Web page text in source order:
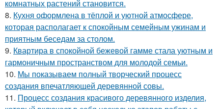
комнатных растений становится.
8. Кухня оформлена в тёплой и уютной атмосфере,
которая располагает к спокойным семейным ужинам и
приятным беседам за столом.
9. Квартира в спокойной бежевой гамме стала уютным и
гармоничным пространством для молодой семьи.
10. Мы показываем полный творческий процесс
создания впечатляющей деревянной совы.
11. Процесс создания красивого деревянного изделия,